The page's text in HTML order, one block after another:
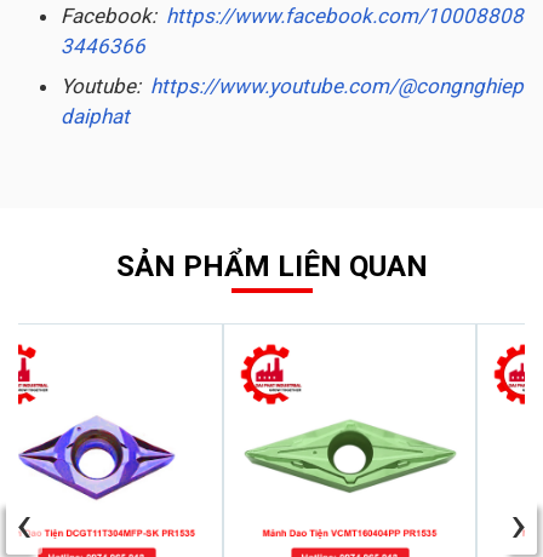
Facebook: https://www.facebook.com/10008808
3446366
Youtube: https://www.youtube.com/@congnghiep
daiphat
SẢN PHẨM LIÊN QUAN
‹ ›